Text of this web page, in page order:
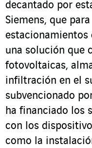
decantado por
Siemens, que
estacionamientos
una solución que
fotovoltaicas,
infiltración en el
subvencionado
ha financiado los
con los
como la